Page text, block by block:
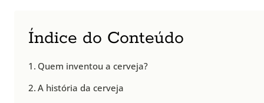
Índice do Conteúdo
Quem inventou a cerveja?
A história da cerveja